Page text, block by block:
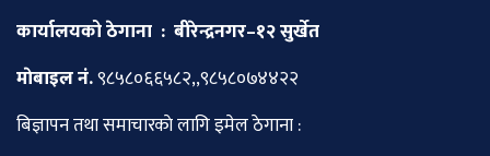
कार्यालयको ठेगाना : बीरेन्द्रनगर–१२ सुर्खेत
माेबाइल नं.९८५८०६६५८२,,९८५८०७४४२२
बिज्ञापन तथा समाचारकाे लागि इमेल ठेगाना :